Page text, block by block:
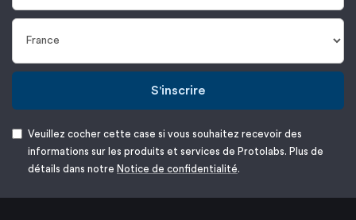
S'inscrire
Veuillez cocher cette case si vous souhaitez recevoir des
informations sur les produits et services de Protolabs. Plus de
détails dans notre Notice de confidentialité.